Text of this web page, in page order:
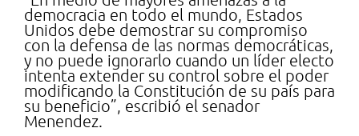
democracia en todo el mundo, Estados
Unidos debe demostrar su compromiso
con la defensa de las normas democráticas,
y no puede ignorarlo cuando un líder electo
intenta extender su control sobre el poder
modificando la Constitución de su país para
su beneficio”, escribió el senador
Menendez.